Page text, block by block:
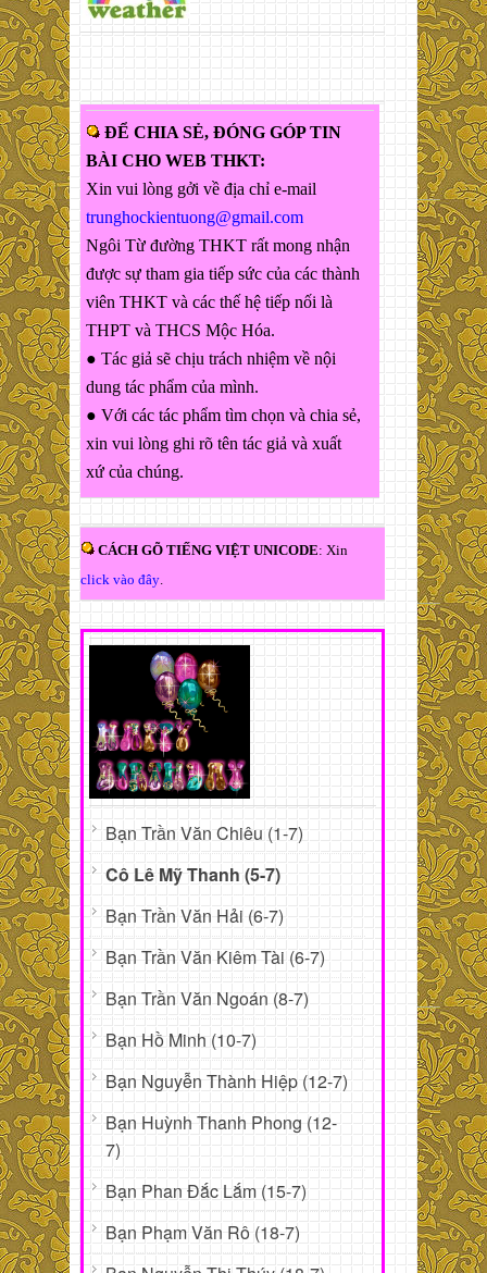
ĐỂ CHIA SẺ, ĐÓNG GÓP TIN
BÀI CHO WEB THKT:
Xin vui lòng gởi về địa chỉ e-mail
trunghockientuong@gmail.com
Ngôi Từ đường THKT rất mong nhận
được sự tham gia tiếp sức của các thành
viên THKT và các thế hệ tiếp nối là
THPT và THCS Mộc Hóa.
● Tác giả sẽ chịu trách nhiệm về nội
dung tác phẩm của mình.
● Với các tác phẩm tìm chọn và chia sẻ,
xin vui lòng ghi rõ tên tác giả và xuất
xứ của chúng.
CÁCH GÕ TIẾNG VIỆT UNICODE: Xin
click vào đây.
Bạn Trần Văn Chiêu (1-7)
Cô Lê Mỹ Thanh (5-7)
Bạn Trần Văn Hải (6-7)
Bạn Trần Văn Kiêm Tài (6-7)
Bạn Trần Văn Ngoán (8-7)
Bạn Hồ Minh (10-7)
Bạn Nguyễn Thành Hiệp (12-7)
Bạn Huỳnh Thanh Phong (12-
7)
Bạn Phan Đắc Lắm (15-7)
Bạn Phạm Văn Rô (18-7)